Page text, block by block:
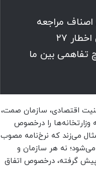
مراجعه
کرده و گفتند با ما به تفاهم‌ رسیده‌اند؛ بر این اساس که وقتی اخطار ۲۷
تفاهمی بین ما
اقتصادی، سازمان صمت،
وزارتخانه‌ها را درخصوص
می‌زند که نرخ‌نامه مصوب
نه هر سازمان و
گرفته، درخصوص اتفاق